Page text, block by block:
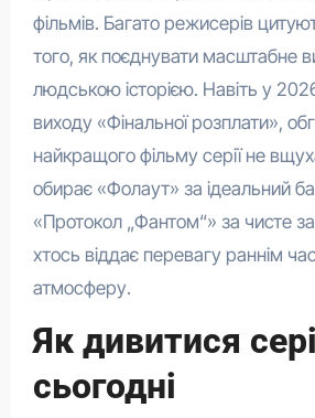
фільмів. Багато режисерів
того, як поєднувати масштабне
людською історією. Навіть у
виходу «Фінальної розплати»,
найкращого фільму серії не
обирає «Фолаут» за ідеальний
«Протокол „Фантом“» за чисте
хтось віддає перевагу раннім
атмосферу.
Як дивитися
сьогодні